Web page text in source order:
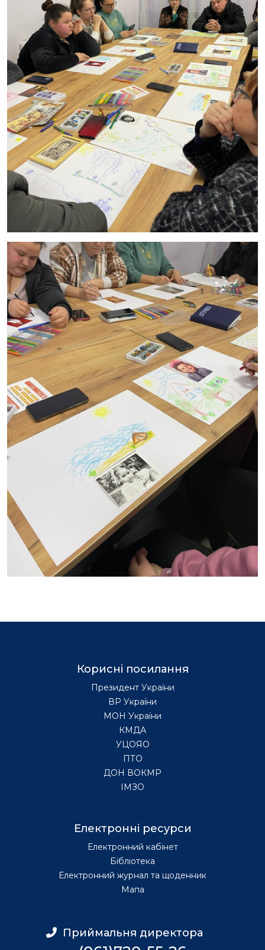
Корисні посилання
Президент України
ВР України
МОН України
КМДА
УЦОЯО
ПТО
ДОН ВОКМР
ІМЗО
Електронні ресурси
Електронний кабінет
Бібліотека
Електронний журнал та щоденник
Мапа
Приймальня директора